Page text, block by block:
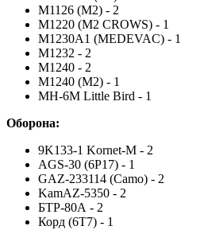
M1126 (M2) - 2
M1220 (M2 CROWS) - 1
M1230A1 (MEDEVAC) - 1
M1232 - 2
M1240 - 2
M1240 (M2) - 1
MH-6M Little Bird - 1
Оборона:
9K133-1 Kornet-M - 2
AGS-30 (6P17) - 1
GAZ-233114 (Camo) - 2
KamAZ-5350 - 2
БТР-80А - 2
Корд (6Т7) - 1